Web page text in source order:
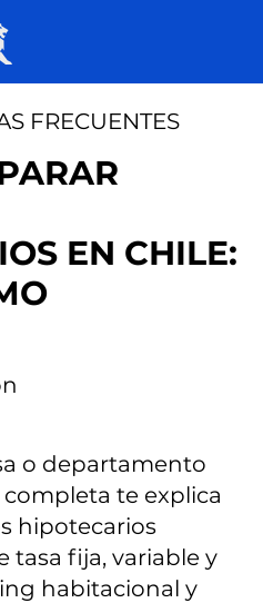
FRECUENTES
EN CHILE:
o departamento
completa te explica
hipotecarios
fija, variable y
habitacional y